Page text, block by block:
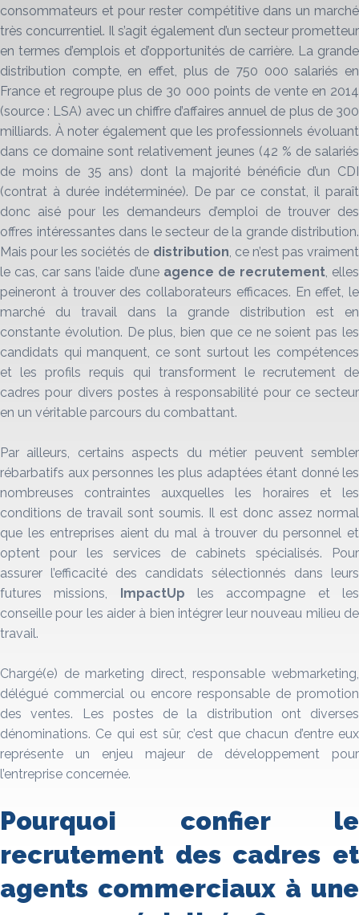
consommateurs et pour rester compétitive dans un marché
très concurrentiel. Il s’agit également d’un secteur prometteur
en termes d’emplois et d’opportunités de carrière. La grande
distribution compte, en effet, plus de 750 000 salariés en
France et regroupe plus de 30 000 points de vente en 2014
(source : LSA) avec un chiffre d’affaires annuel de plus de 300
milliards. À noter également que les professionnels évoluant
dans ce domaine sont relativement jeunes (42 % de salariés
de moins de 35 ans) dont la majorité bénéficie d’un CDI
(contrat à durée indéterminée). De par ce constat, il paraît
donc aisé pour les demandeurs d’emploi de trouver des
offres intéressantes dans le secteur de la grande distribution.
Mais pour les sociétés de distribution, ce n’est pas vraiment
le cas, car sans l’aide d’une agence de recrutement, elles
peineront à trouver des collaborateurs efficaces. En effet, le
marché du travail dans la grande distribution est en
constante évolution. De plus, bien que ce ne soient pas les
candidats qui manquent, ce sont surtout les compétences
et les profils requis qui transforment le recrutement de
cadres pour divers postes à responsabilité pour ce secteur
en un véritable parcours du combattant.
Par ailleurs, certains aspects du métier peuvent sembler
rébarbatifs aux personnes les plus adaptées étant donné les
nombreuses contraintes auxquelles les horaires et les
conditions de travail sont soumis. Il est donc assez normal
que les entreprises aient du mal à trouver du personnel et
optent pour les services de cabinets spécialisés. Pour
assurer l’efficacité des candidats sélectionnés dans leurs
futures missions,
ImpactUp les accompagne et les
conseille pour les aider à bien intégrer leur nouveau milieu de
travail.
Chargé(e) de marketing direct, responsable webmarketing,
délégué commercial ou encore responsable de promotion
des ventes. Les postes de la distribution ont diverses
dénominations. Ce qui est sûr, c’est que chacun d’entre eux
représente un enjeu majeur de développement pour
l’entreprise concernée.
Pourquoi confier le
recrutement des cadres et
agents commerciaux à une